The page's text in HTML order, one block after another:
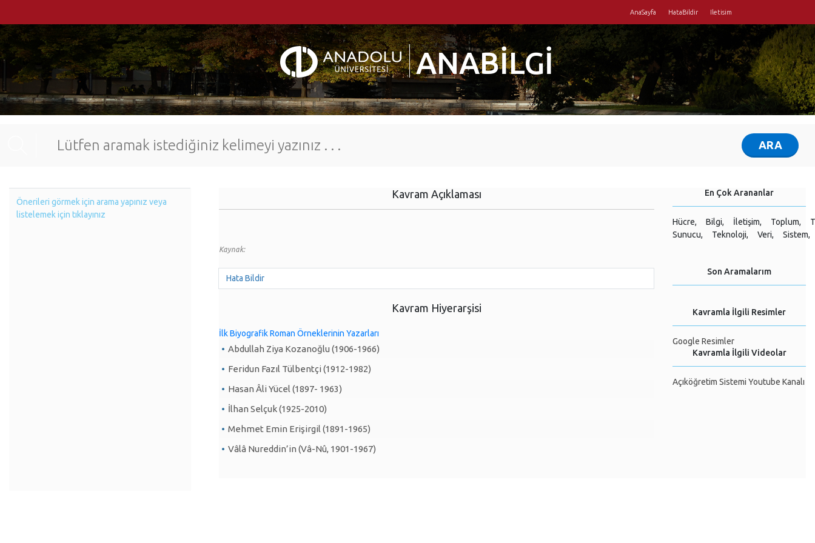
AnaSayfa HataBildir Iletisim
ANABİLGİ
Kavram Açıklaması
Kaynak:
Hata Bildir
Kavram Hiyerarşisi
İlk Biyografik Roman Örneklerinin Yazarları
Abdullah Ziya Kozanoğlu (1906-1966)
Feridun Fazıl Tülbentçi (1912-1982)
Hasan Âli Yücel (1897- 1963)
İlhan Selçuk (1925-2010)
Mehmet Emin Erişirgil (1891-1965)
Vâlâ Nureddin’in (Vâ-Nû, 1901-1967)
En Çok Arananlar
Hücre, Bilgi, İletişim, Toplum,
Sunucu,
Teknoloji, Veri, Sistem,
Son Aramalarım
Kavramla İlgili Resimler
Google Resimler
Kavramla İlgili Videolar
Açıköğretim Sistemi Youtube Kanalı
Önerileri görmek için arama yapınız veya
listelemek için tıklayınız